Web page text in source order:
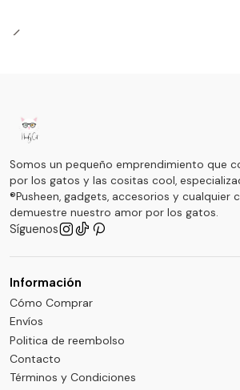
Somos un pequeño emprendimiento que
por los gatos y las cositas cool,
®Pusheen, gadgets, accesorios y cualquier
demuestre nuestro amor por los gatos.
Síguenos
Información
Cómo Comprar
Envíos
Politica de reembolso
Contacto
Términos y Condiciones